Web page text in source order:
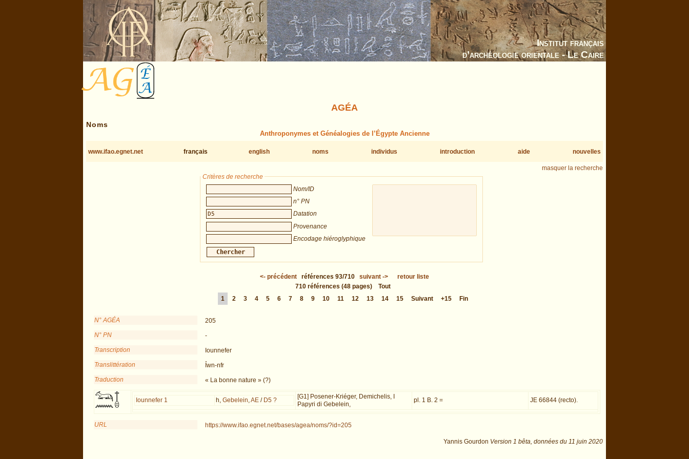
Institut français
d’archéologie orientale - Le Caire
AGÉA
Noms
Anthroponymes et Généalogies de l’Égypte Ancienne
www.ifao.egnet.net français english noms individus introduction aide nouvelles
masquer la recherche
Critères de recherche
Nom/ID
n° PN
Datation
Provenance
Encodage hiéroglyphique
<- précédent références 93/710 suivant ->
retour liste
710 références (48 pages)
Tout
1
2 3 4 5 6 7 8 9 10 11 12 13 14 15 Suivant +15 Fin
N° AGÉA
205
N° PN
-
Transcription
Iounnefer
Translittération
Ỉwn-nfr
Traduction
« La bonne nature » (?)
Iounnefer 1 h,Gebelein,AE / D5 ?
[G1] Posener-Kriéger, Demichelis, I
Papyri di Gebelein,
pl. 1 B. 2 = JE 66844 (recto).
URL https://www.ifao.egnet.net/bases/agea/noms/?id=205
Yannis Gourdon Version 1 bêta,données du 11 juin 2020